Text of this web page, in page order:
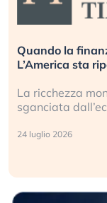
Quando la
L’America sta
La ricchezza
sganciata
24 luglio 2026